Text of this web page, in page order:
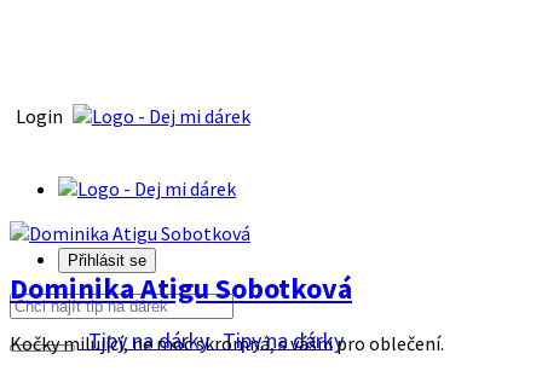
Login
Přihlásit se
Tipy na dárkyTipy na dárky
Dominika Atigu Sobotková
Kočky milující, ne moc skromná, s vášni pro oblečení.